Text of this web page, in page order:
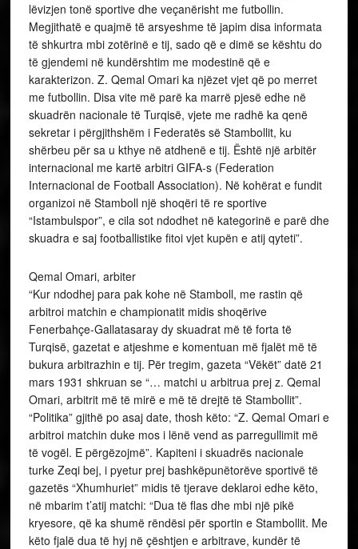
lëvizjen tonë sportive dhe veçanërisht me futbollin.
Megjithatë e quajmë të arsyeshme të japim disa informata
të shkurtra mbi zotërinë e tij, sado që e dimë se kështu do
të gjendemi në kundërshtim me modestinë që e
karakterizon. Z. Qemal Omari ka njëzet vjet që po merret
me futbollin. Disa vite më parë ka marrë pjesë edhe në
skuadrën nacionale të Turqisë, vjete me radhë ka qenë
sekretar i përgjithshëm i Federatës së Stambollit, ku
shërbeu për sa u kthye në atdhenë e tij. Është një arbitër
internacional me kartë arbitri GIFA-s (Federation
Internacional de Football Association). Në kohërat e fundit
organizoi në Stamboll një shoqëri të re sportive
“Istambulspor”, e cila sot ndodhet në kategorinë e parë dhe
skuadra e saj footballistike fitoi vjet kupën e atij qyteti”.
Qemal Omari, arbiter
“Kur ndodhej para pak kohe në Stamboll, me rastin që
arbitroi matchin e championatit midis shoqërive
Fenerbahçe-Gallatasaray dy skuadrat më të forta të
Turqisë, gazetat e atjeshme e komentuan më fjalët më të
bukura arbitrazhin e tij. Për tregim, gazeta “Vëkët” datë 21
mars 1931 shkruan se “… matchi u arbitrua prej z. Qemal
Omari, arbitrit më të mirë e më të drejtë të Stambollit”.
“Politika” gjithë po asaj date, thosh këto: “Z. Qemal Omari e
arbitroi matchin duke mos i lënë vend as parregullimit më
të vogël. E përgëzojmë”. Kapiteni i skuadrës nacionale
turke Zeqi bej, i pyetur prej bashkëpunëtorëve sportivë të
gazetës “Xhumhuriet” midis të tjerave deklaroi edhe këto,
në mbarim t’atij matchi: “Dua të flas dhe mbi një pikë
kryesore, që ka shumë rëndësi për sportin e Stambollit. Me
këto fjalë dua të hyj në çështjen e arbitrave, kundër të